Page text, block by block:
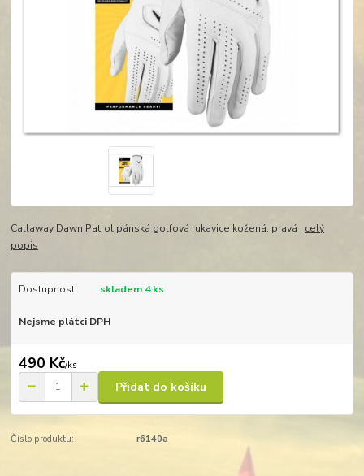
Callaway Dawn Patrol pánská golfová rukavice kožená, pravá celý
popis
Dostupnost skladem 4 ks
Nejsme plátci DPH
490 Kč/ks
Přidat do košíku
Číslo produktu: r6140a